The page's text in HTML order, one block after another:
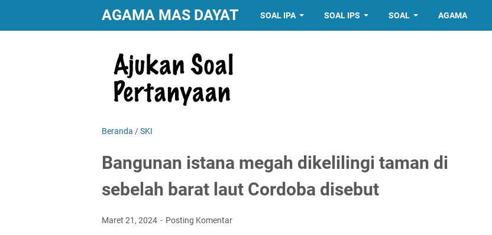
AGAMA MAS DAYAT SOAL IPA SOAL IPS SOAL AGAMA
Beranda /SKI
Bangunan istana megah dikelilingi taman di
sebelah barat laut Cordoba disebut
Maret 21, 2024 Posting Komentar